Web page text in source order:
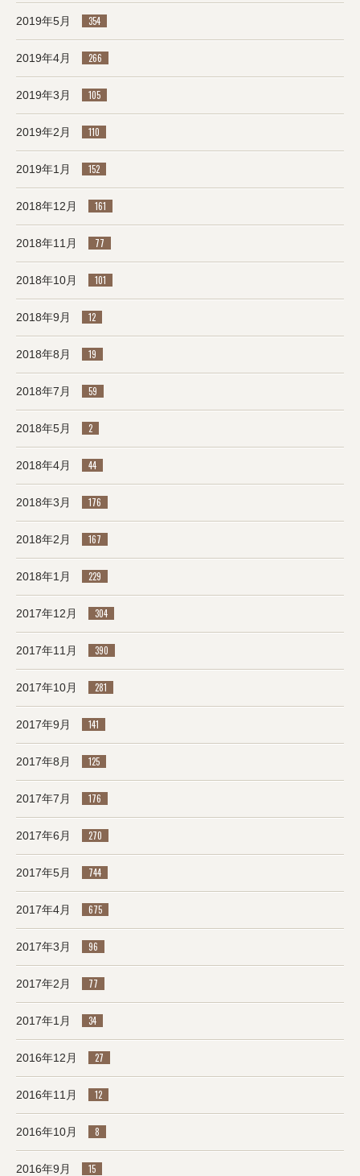
2019年5月 354
2019年4月 266
2019年3月 105
2019年2月 110
2019年1月 152
2018年12月 161
2018年11月 77
2018年10月 101
2018年9月 12
2018年8月 19
2018年7月 59
2018年5月 2
2018年4月 44
2018年3月 176
2018年2月 167
2018年1月 229
2017年12月 304
2017年11月 390
2017年10月 281
2017年9月 141
2017年8月 125
2017年7月 176
2017年6月 270
2017年5月 744
2017年4月 675
2017年3月 96
2017年2月 77
2017年1月 34
2016年12月 27
2016年11月 12
2016年10月 8
2016年9月 15